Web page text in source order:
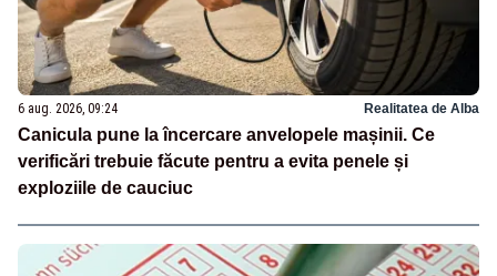
6 aug. 2026, 09:24 Realitatea de Alba
Canicula pune la încercare anvelopele mașinii. Ce
verificări trebuie făcute pentru a evita penele și
exploziile de cauciuc